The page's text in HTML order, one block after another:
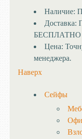
Наличие:
Доставка:
БЕСПЛАТНО
Цена:
менеджера.
Наверх
Сейфы